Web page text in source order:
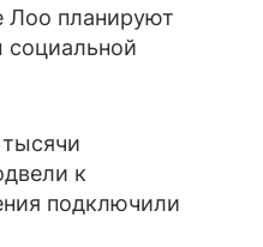
Лоо планируют
социальной
к
подключили